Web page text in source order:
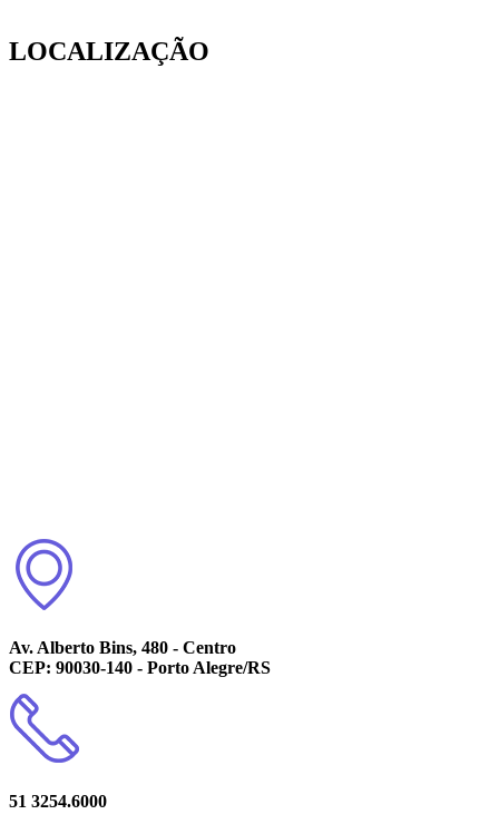
LOCALIZAÇÃO
Av. Alberto Bins, 480 - Centro
CEP: 90030-140 - Porto Alegre/RS
51 3254.6000